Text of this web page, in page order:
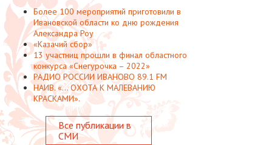
Более 100 мероприятий приготовили в
Ивановской области ко дню рождения
Александра Роу
«Казачий сбор»
13 участниц прошли в финал областного
конкурса «Снегурочка – 2022»
РАДИО РОССИИ ИВАНОВО 89.1 FM
НАИВ. «... ОХОТА К МАЛЕВАНИЮ
КРАСКАМИ».
Все публикации в
СМИ